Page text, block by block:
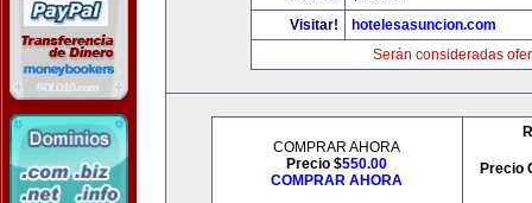
Visitar!
hotelesasuncion.com
Serán consideradas
COMPRAR AHORA
Precio $550.00
COMPRAR AHORA
Precio